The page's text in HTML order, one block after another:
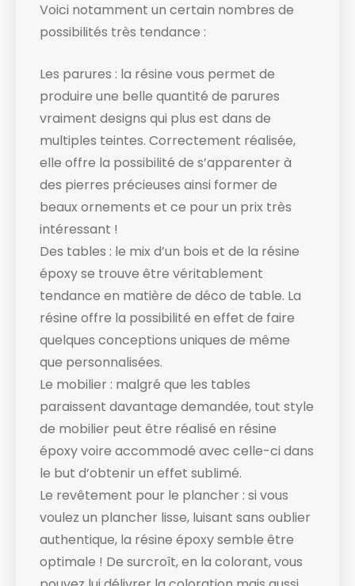
Voici notamment un certain nombres de
possibilités très tendance :
Les parures : la résine vous permet de
produire une belle quantité de parures
vraiment designs qui plus est dans de
multiples teintes. Correctement réalisée,
elle offre la possibilité de s’apparenter à
des pierres précieuses ainsi former de
beaux ornements et ce pour un prix très
intéressant !
Des tables : le mix d’un bois et de la résine
époxy se trouve être véritablement
tendance en matière de déco de table. La
résine offre la possibilité en effet de faire
quelques conceptions uniques de même
que personnalisées.
Le mobilier : malgré que les tables
paraissent davantage demandée, tout style
de mobilier peut être réalisé en résine
époxy voire accommodé avec celle-ci dans
le but d’obtenir un effet sublimé.
Le revêtement pour le plancher : si vous
voulez un plancher lisse, luisant sans oublier
authentique, la résine époxy semble être
optimale ! De surcroît, en la colorant, vous